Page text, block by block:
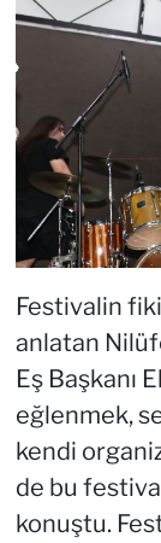
Festivalin
anlatan
Eş Başkanı
eğlenmek,
kendi
de bu
konuştu.